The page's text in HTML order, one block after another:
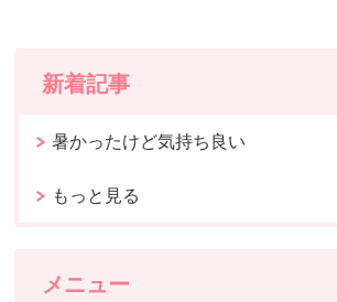
新着記事
暑かったけど気持ち良い
もっと見る
メニュー